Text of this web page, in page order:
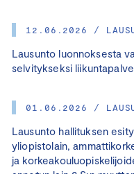
12.06.2026 /
Lausunto luonnoksesta
selvitykseksi
01.06.2026 /
Lausunto hallituksen
yliopistolain,
ja